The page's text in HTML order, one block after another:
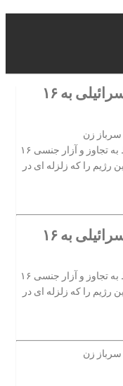
افشای تجاوز وحشیانه ژنرال اسرائیلی به ۱۶
رسانه های اسراییلی روز شنبه جنجال مربوط به تجاوز و آزار جنسی ۱۶
را که زلزله ای در
افشای تجاوز وحشیانه ژنرال اسرائیلی به ۱۶
رسانه های اسراییلی روز شنبه جنجال مربوط به تجاوز و آزار جنسی ۱۶
را که زلزله ای در